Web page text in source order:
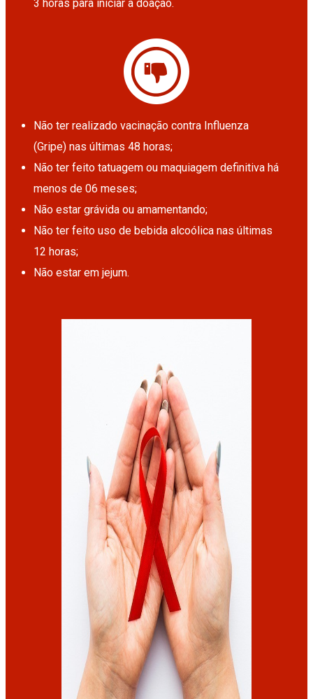
3 horas para iniciar a doação.
Não ter realizado vacinação contra Influenza
(Gripe) nas últimas 48 horas;
Não ter feito tatuagem ou maquiagem definitiva há
menos de 06 meses;
Não estar grávida ou amamentando;
Não ter feito uso de bebida alcoólica nas últimas
12 horas;
Não estar em jejum.